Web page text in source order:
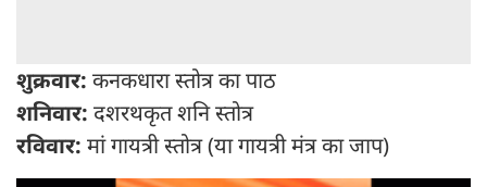
शुक्रवार: कनकधारा स्तोत्र का पाठ
शनिवार: दशरथकृत शनि स्तोत्र
रविवार: मां गायत्री स्तोत्र (या गायत्री मंत्र का जाप)